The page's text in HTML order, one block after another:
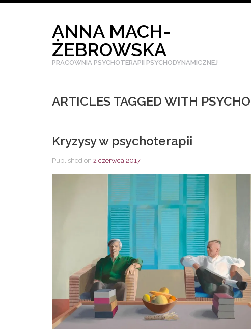
ANNA MACH-
ŻEBROWSKA
PRACOWNIA PSYCHOTERAPII PSYCHODYNAMICZNEJ
ARTICLES TAGGED WITH
Kryzysy w psychoterapii
Published on 2 czerwca 2017